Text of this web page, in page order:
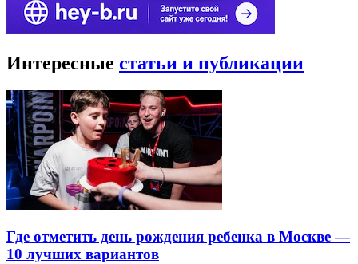
Интересные статьи и публикации
Где отметить день рождения ребенка в Москве —
10 лучших вариантов